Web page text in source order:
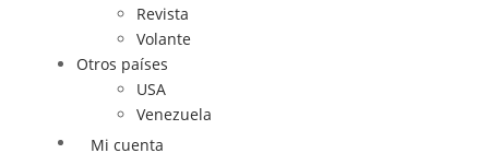
Revista
Volante
Otros países
USA
Venezuela
Mi cuenta